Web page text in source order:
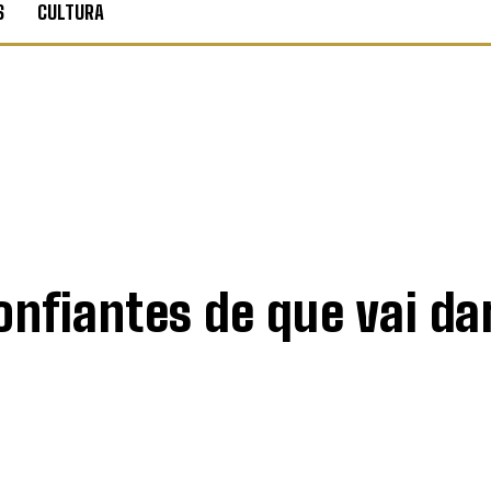
CULTURA
de que vai